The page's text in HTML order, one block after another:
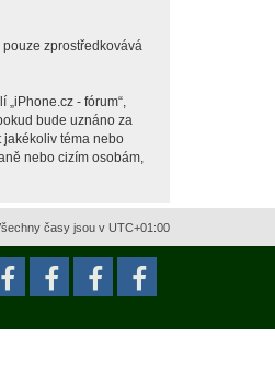
pouze zprostředkovává
- fórum“,
bude uznáno za
jakékoliv téma nebo
nebo cizím osobám,
časy jsou v UTC+01:00